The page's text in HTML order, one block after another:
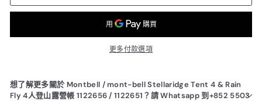
更多付款選項
想了解更多關於 Montbell / mont-bell Stellaridge Tent 4 & Rain
Fly 4人登山露營帳 1122656 / 1122651？請 Whatsapp 到+852 5503